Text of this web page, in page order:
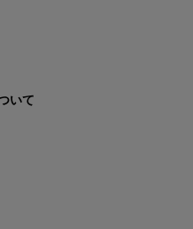
いて